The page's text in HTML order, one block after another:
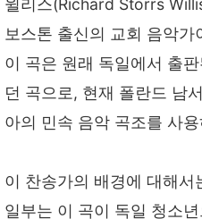
보스톤 출신의 교회 음악
이 곡은 원래 독일에서 출
던 곡으로, 현재 폴란드 남
아의 민속 음악 곡조를 사
이 찬송가의 배경에 대해
일부는 이 곡이 독일 청소